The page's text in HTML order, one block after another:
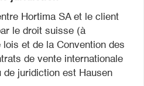
Hortima SA et le client
le droit suisse (à
et de la Convention des
de vente internationale
de juridiction est Hausen